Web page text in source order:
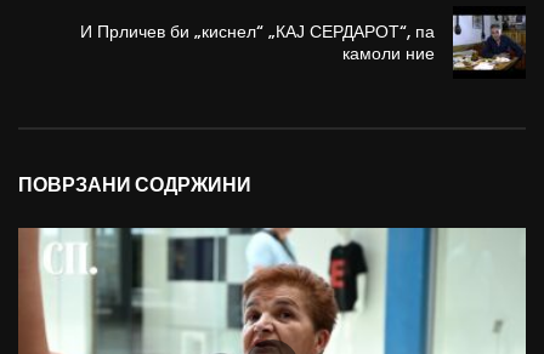
И Прличев би „киснел“ „КАЈ СЕРДАРОТ“, па
камоли ние
ПОВРЗАНИ СОДРЖИНИ